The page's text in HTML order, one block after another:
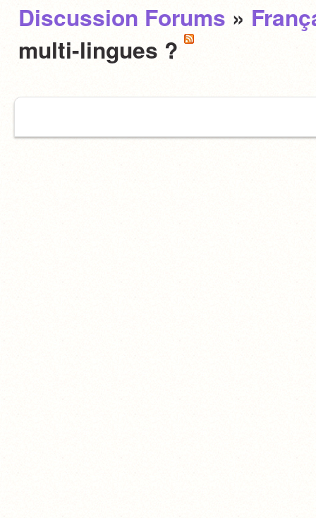
Discussion Forums »
multi-lingues ?